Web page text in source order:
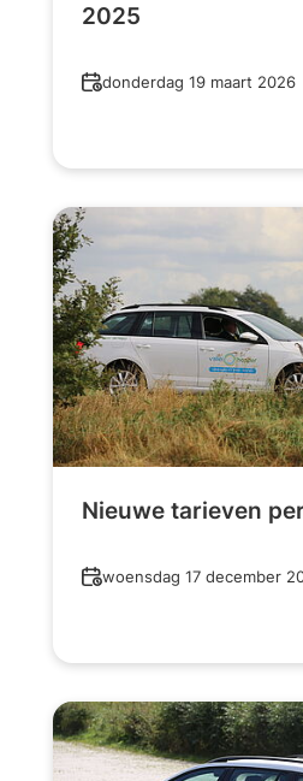
2025
Datum
donderdag 19 maart 2026
Nieuwe tarieven
Datum
woensdag 17 december